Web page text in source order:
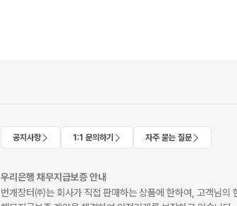
공지사항 1:1 문의하기 자주 묻는 질문
우리은행 채무지급보증 안내
번개장터㈜는 회사가 직접 판매하는 상품에 한하여, 고객님의